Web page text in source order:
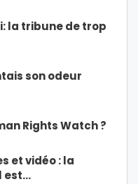
la tribune de trop
son odeur
Rights Watch ?
et vidéo : la
est…